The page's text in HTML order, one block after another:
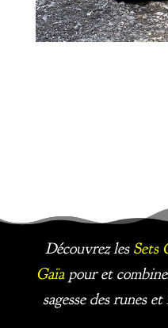
Découvrez les Sets
Gaïapour et
sagesse des runes